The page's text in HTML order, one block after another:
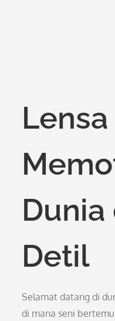
Detil
Selamat datang di
di mana seni